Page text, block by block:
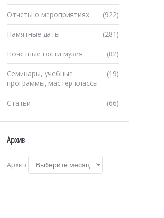
(922)
Отчеты о мероприятиях
(281)
Памятные даты
(82)
Почётные гости музея
(19)
Семинары, учебные
программы, мастер-классы
(66)
Статьи
Архив
Архив